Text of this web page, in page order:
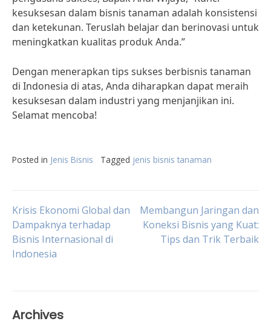
kesuksesan dalam bisnis tanaman adalah konsistensi
dan ketekunan. Teruslah belajar dan berinovasi untuk
meningkatkan kualitas produk Anda.”
Dengan menerapkan tips sukses berbisnis tanaman
di Indonesia di atas, Anda diharapkan dapat meraih
kesuksesan dalam industri yang menjanjikan ini.
Selamat mencoba!
Posted in Jenis Bisnis Tagged jenis bisnis tanaman
Post
navigation
Krisis Ekonomi Global dan
Dampaknya terhadap
Bisnis Internasional di
Indonesia
Membangun Jaringan dan
Koneksi Bisnis yang Kuat:
Tips dan Trik Terbaik
Archives